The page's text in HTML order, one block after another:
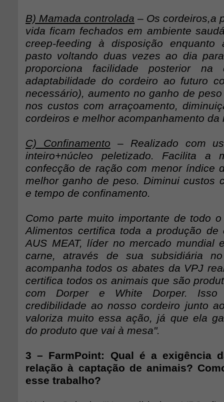
B) Mamada controlada – Os cordeiros,a
vida ficam fechados em ambiente
creep-feeding à disposição
pasto voltando duas vezes ao dia
proporciona facilidade posterior na
adaptabilidade do cordeiro ao futuro
necessário), aumento no ganho de
nos custos com arraçoamento,
cordeiros e melhor acompanhamento da
C) Confinamento – Realizado com
inteiro+núcleo peletizado. Facilita
confecção de ração com menor índice
melhor ganho de peso. Diminui custos
e tempo de confinamento.
Como parte muito importante de todo
Alimentos certifica toda a produção de
AUS MEAT, líder no mercado mundial
carne, através de sua subsidiária
acompanha todos os abates da VPJ
certifica todos os animais que são
com Dorper e White Dorper. Isso
credibilidade ao nosso cordeiro junto
valoriza muito essa ação, já que ela
do produto que vai à mesa".
3 – FarmPoint: Qual é a exigência
relação à captação de animais?
esse trabalho?